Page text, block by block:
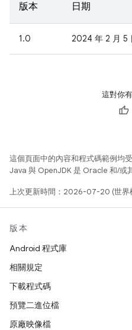
版本 日期
1.0 2024 年 2 月 5
這對你
這個頁面中的內容和程式碼範例均
Java 與 OpenJDK 是 Oracle 和/或
上次更新時間：2026-07-20 (世界
版本
Android 程式庫
相關規定
下載程式碼
預覽二進位檔
原廠映像檔